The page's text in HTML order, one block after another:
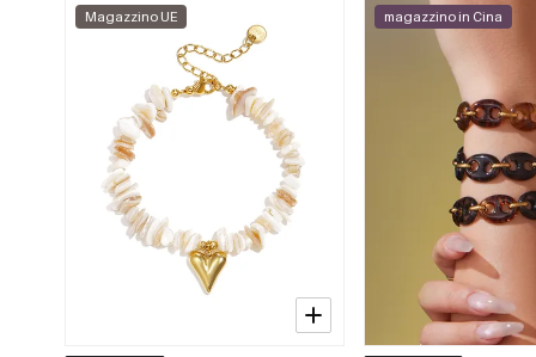
Magazzino UE magazzino in Cina